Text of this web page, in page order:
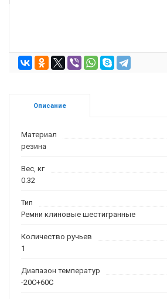
Описание
Материал
резина
Вес, кг
0.32
Тип
Ремни клиновые шестигранные
Количество ручьев
1
Диапазон температур
-20С+60С